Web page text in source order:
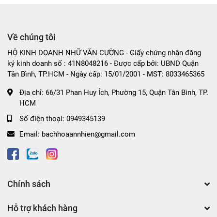
là lựa chọn hoàn hảo để mang đi cắm trại, du lịch hay làm
quà tặng bạn bè, người thân trong các dịp lễ.
Sản phẩm liên quan
Lương khô mini vị việt quất SBT gói 500gr
Lương khô mini vị kiwi SBT gói 500gr
Lương khô mini vị yến mạch SBT gói 500gr
Về chúng tôi
HỘ KINH DOANH NHỮ VĂN CƯỜNG - Giấy chứng nhận đăng
ký kinh doanh số : 41N8048216 - Được cấp bởi: UBND Quận
Tân Bình, TP.HCM - Ngày cấp: 15/01/2001 - MST: 8033465365
Địa chỉ: 66/31 Phan Huy Ích, Phường 15, Quận Tân Bình, TP.
HCM
Số điện thoại: 0949345139
Email: bachhoaannhien@gmail.com
Chính sách
Hỗ trợ khách hàng